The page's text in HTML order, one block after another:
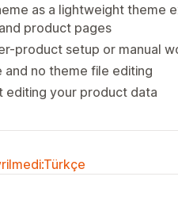
as a lightweight theme
product pages
product setup or manual
no theme file editing
editing your product data